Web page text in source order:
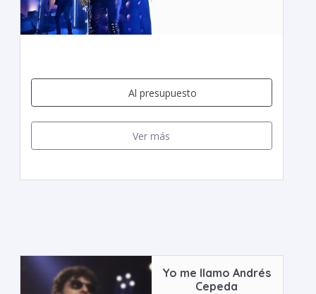
Al presupuesto
Ver más
Yo me llamo Andrés
Cepeda